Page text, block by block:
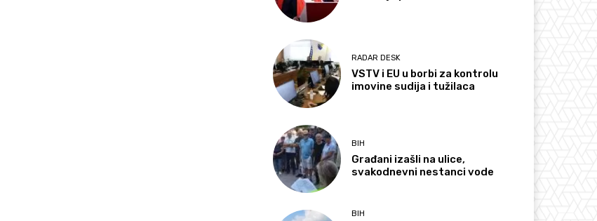
RADAR DESK
VSTV i EU u borbi za kontrolu
imovine sudija i tužilaca
BIH
Građani izašli na ulice,
svakodnevni nestanci vode
BIH